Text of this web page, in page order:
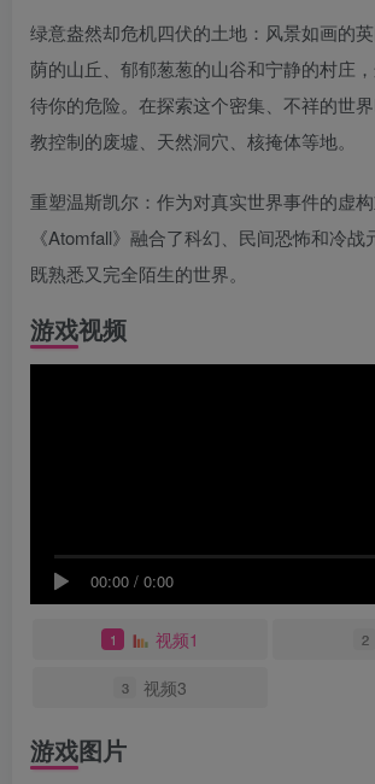
绿意盎然却危机四伏的土地：风景如画的
荫的山丘、郁郁葱葱的山谷和宁静的村庄
待你的危险。在探索这个密集、不祥的世
教控制的废墟、天然洞穴、核掩体等地。
重塑温斯凯尔：作为对真实世界事件的虚构
《Atomfall》融合了科幻、民间恐怖和冷
既熟悉又完全陌生的世界。
游戏视频
00:00 / 0:00
1 视频1 2
3 视频3
游戏图片